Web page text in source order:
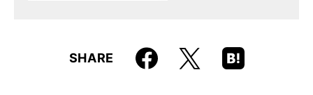
SHARE Faceboo
k
X
Hatena
Boo